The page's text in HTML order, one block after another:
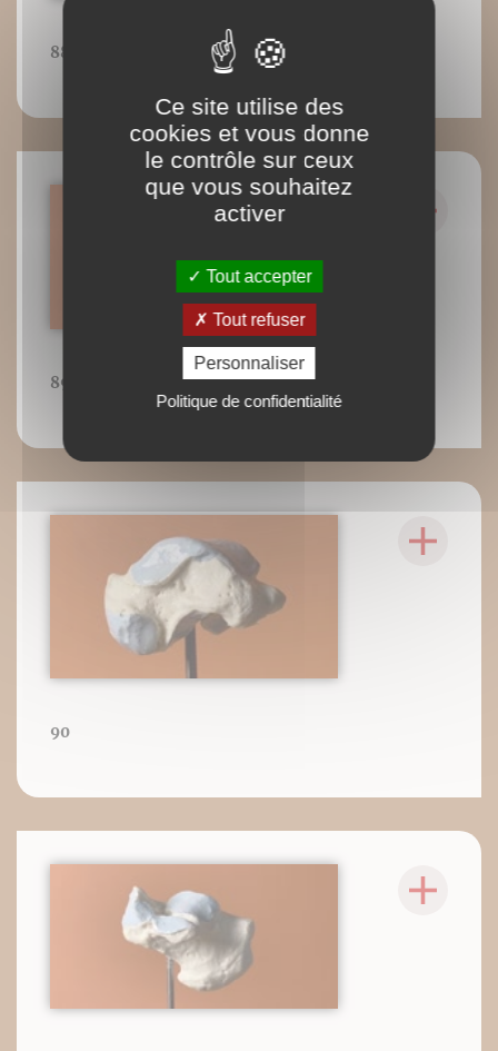
88
89
90
Ce site utilise des
cookies et vous donne
le contrôle sur ceux
que vous souhaitez
activer
Tout accepter
Tout refuser
Personnaliser
Politique de confidentialité